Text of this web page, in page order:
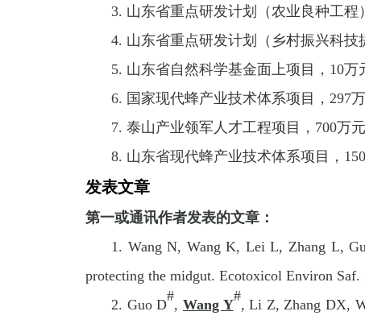
3. 山东省重点研发计划（农业良种工程
4. 山东省重点研发计划（乡村振兴科
5. 山东省自然科学基金面上项目， 10万
6. 国家现代蜂产业技术体系项目，297
7.泰山产业领军人才工程项目， 700万
8. 山东省现代蜂产业技术体系项目，
发表文章
第一或通讯作者发表的文章：
1. Wang N, Wang K, Lei L, Zhang L,
protecting the midgut. Ecotoxicol Environ Saf.
2. Guo D
#
, Wang Y
#
, Li Z, Zhang DX,